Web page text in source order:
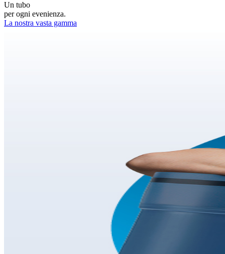
Un tubo
per ogni evenienza.
La nostra vasta gamma